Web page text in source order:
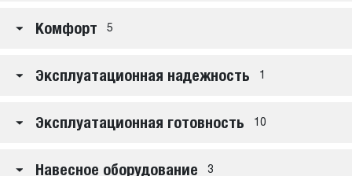
Комфорт 5
Эксплуатационная надежность 1
Эксплуатационная готовность 10
Навесное оборудование 3